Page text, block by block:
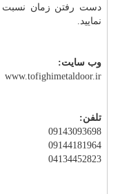
دست رفتن زمان نسبت
نمایید.
وب سایت:
www.tofighimetaldoor.ir
تلفن:
09143093698
09144181964
04134452823